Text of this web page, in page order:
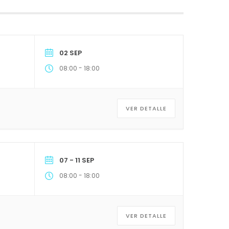
02 SEP
08:00 - 18:00
VER DETALLE
07 - 11 SEP
08:00 - 18:00
VER DETALLE